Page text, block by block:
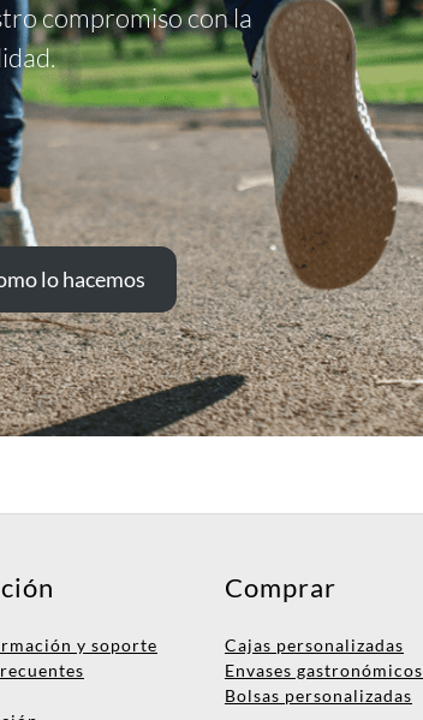
compromiso con la
lo hacemos
y soporte
Comprar
Cajas personalizadas
Envases gastronómicos
Bolsas personalizadas